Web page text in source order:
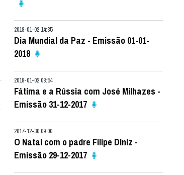
2018-01-02 14:35
Dia Mundial da Paz - Emissão 01-01-
2018
2018-01-02 08:54
Fátima e a Rússia com José Milhazes -
Emissão 31-12-2017
2017-12-30 09:00
O Natal com o padre Filipe Diniz -
Emissão 29-12-2017